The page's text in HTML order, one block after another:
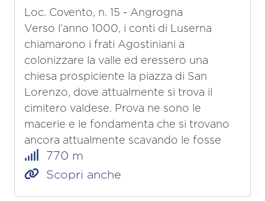
Loc. Covento, n. 15 - Angrogna
Verso l’anno 1000, i conti di Luserna
chiamarono i frati Agostiniani a
colonizzare la valle ed eressero una
chiesa prospiciente la piazza di San
Lorenzo, dove attualmente si trova il
cimitero valdese. Prova ne sono le
macerie e le fondamenta che si trovano
ancora attualmente scavando le fosse
770 m
Scopri anche